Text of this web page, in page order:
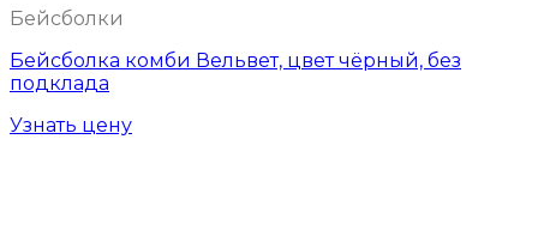
Бейсболки
Бейсболка комби Вельвет, цвет чёрный, без
подклада
Узнать цену